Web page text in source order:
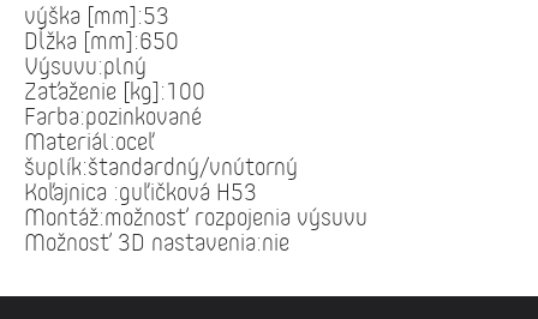
výška [mm]:53
Dĺžka [mm]:650
Výsuvu:plný
Zaťaženie [kg]:100
Farba:pozinkované
Materiál:oceľ
šuplík:štandardný/vnútorný
Koľajnica :guľičková H53
Montáž:možnosť rozpojenia výsuvu
Možnosť 3D nastavenia:nie